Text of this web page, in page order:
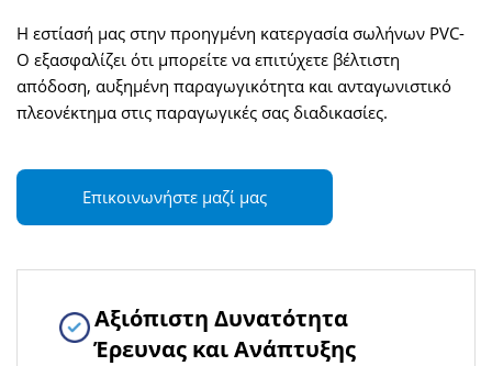
Η εστίασή μας στην προηγμένη κατεργασία σωλήνων PVC-
O εξασφαλίζει ότι μπορείτε να επιτύχετε βέλτιστη
απόδοση, αυξημένη παραγωγικότητα και ανταγωνιστικό
πλεονέκτημα στις παραγωγικές σας διαδικασίες.
Επικοινωνήστε μαζί μας
Αξιόπιστη Δυνατότητα
Έρευνας και Ανάπτυξης